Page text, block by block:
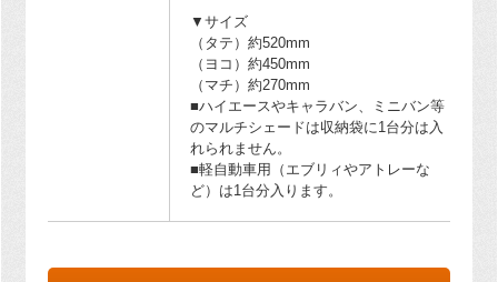
▼サイズ
（タテ）約520mm
（ヨコ）約450mm
（マチ）約270mm
■ハイエースやキャラバン、ミニバン等
のマルチシェードは収納袋に1台分は入
れられません。
■軽自動車用（エブリィやアトレーな
ど）は1台分入ります。